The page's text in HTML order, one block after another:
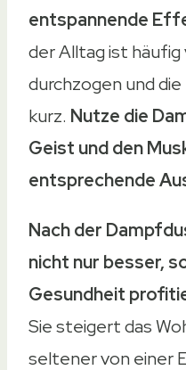
entspannende
der Alltag ist
durchzogen und
kurz. Nutze die
Geist und den
entsprechende
Nach der
nicht nur besser,
Gesundheit
Sie steigert das
seltener von einer